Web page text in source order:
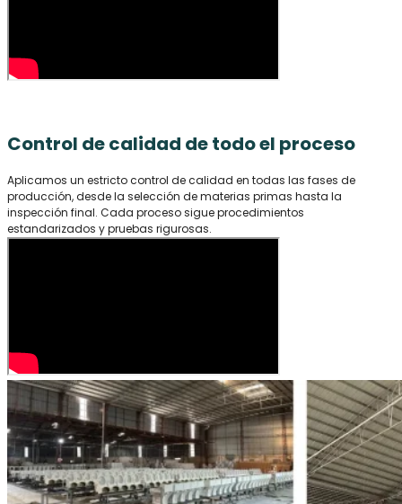
Control de calidad de todo el proceso
Aplicamos un estricto control de calidad en todas las fases de
producción, desde la selección de materias primas hasta la
inspección final. Cada proceso sigue procedimientos
estandarizados y pruebas rigurosas.